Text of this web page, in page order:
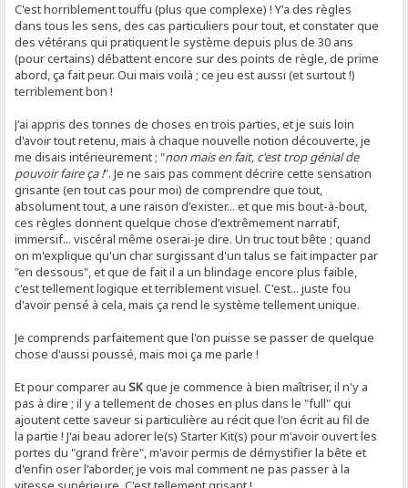
C'est horriblement touffu (plus que complexe) ! Y'a des règles
dans tous les sens, des cas particuliers pour tout, et constater que
des vétérans qui pratiquent le système depuis plus de 30 ans
(pour certains) débattent encore sur des points de règle, de prime
abord, ça fait peur. Oui mais voilà ; ce jeu est aussi (et surtout !)
terriblement bon !
J'ai appris des tonnes de choses en trois parties, et je suis loin
d'avoir tout retenu, mais à chaque nouvelle notion découverte, je
me disais intérieurement ; "non mais en fait, c'est trop génial de
pouvoir faire ça !". Je ne sais pas comment décrire cette sensation
grisante (en tout cas pour moi) de comprendre que tout,
absolument tout, a une raison d'exister... et que mis bout-à-bout,
ces règles donnent quelque chose d'extrêmement narratif,
immersif... viscéral même oserai-je dire. Un truc tout bête ; quand
on m'explique qu'un char surgissant d'un talus se fait impacter par
"en dessous", et que de fait il a un blindage encore plus faible,
c'est tellement logique et terriblement visuel. C'est... juste fou
d'avoir pensé à cela, mais ça rend le système tellement unique.
Je comprends parfaitement que l'on puisse se passer de quelque
chose d'aussi poussé, mais moi ça me parle !
Et pour comparer auSKque je commence à bien maîtriser, il n'y a
pas à dire ; il y a tellement de choses en plus dans le "full" qui
ajoutent cette saveur si particulière au récit que l'on écrit au fil de
la partie ! J'ai beau adorer le(s) Starter Kit(s) pour m'avoir ouvert les
portes du "grand frère", m'avoir permis de démystifier la bête et
d'enfin oser l'aborder, je vois mal comment ne pas passer à la